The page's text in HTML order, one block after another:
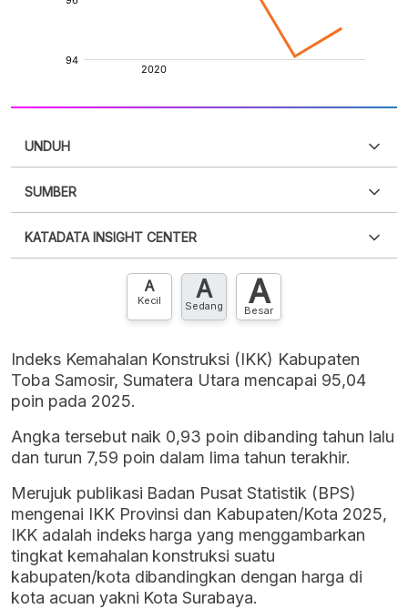
UNDUH
XLS
SUMBER
punya akun?Silakan Daftar sekarang
KATADATA INSIGHT CENTER
Hubungi sekarang »
A
Kecil A
Sedang A
Besar
Indeks Kemahalan Konstruksi (IKK) Kabupaten
Toba Samosir, Sumatera Utara mencapai 95,04
poin pada 2025.
Angka tersebut naik 0,93 poin dibanding tahun lalu
dan turun 7,59 poin dalam lima tahun terakhir.
Merujuk publikasi Badan Pusat Statistik (BPS)
mengenai IKK Provinsi dan Kabupaten/Kota 2025,
IKK adalah indeks harga yang menggambarkan
tingkat kemahalan konstruksi suatu
kabupaten/kota dibandingkan dengan harga di
kota acuan yakni Kota Surabaya.